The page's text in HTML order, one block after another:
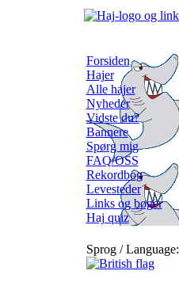
Forsiden
Hajer
Alle hajer
Nyheder
Vidste du?
Bannere
Spørg mig
FAQ/OSS
Rekordbog
Levesteder
Links og bøger
Haj quiz
Sprog / Language: